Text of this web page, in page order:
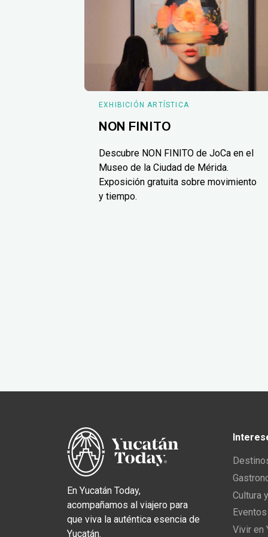
EXHIBICIÓN ARTÍSTICA
NON FINITO
Descubre NON FINITO de JoCa en el
Museo de la Ciudad de Mérida.
Exposición gratuita sobre movimiento
y tiempo.
En Yucatán Today,
acompañamos al viajero para
que viva la auténtica esencia de
Yucatán.
Cultura
Vivir en